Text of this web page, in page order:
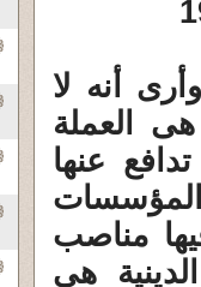
أنه لا
العملة
عنها
مناصب
هي